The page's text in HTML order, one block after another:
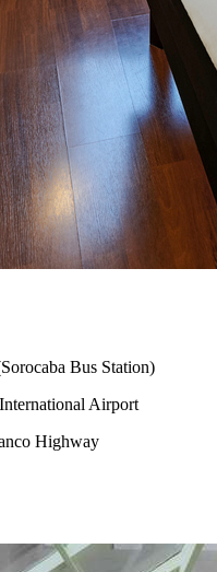
Bus Station)
Airport
Highway